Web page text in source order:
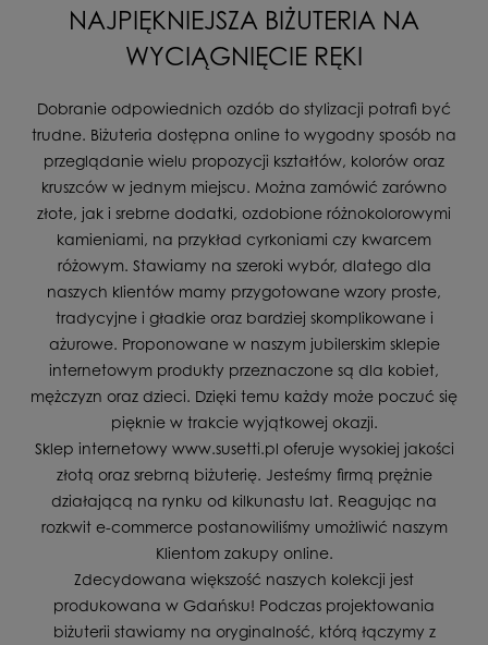
NAJPIĘKNIEJSZA BIŻUTERIA NA
WYCIĄGNIĘCIE RĘKI
Dobranie odpowiednich ozdób do stylizacji potrafi być
trudne. Biżuteria dostępna online to wygodny sposób na
przeglądanie wielu propozycji kształtów, kolorów oraz
kruszców w jednym miejscu. Można zamówić zarówno
złote, jak i srebrne dodatki, ozdobione różnokolorowymi
kamieniami, na przykład cyrkoniami czy kwarcem
różowym. Stawiamy na szeroki wybór, dlatego dla
naszych klientów mamy przygotowane wzory proste,
tradycyjne i gładkie oraz bardziej skomplikowane i
ażurowe. Proponowane w naszym jubilerskim sklepie
internetowym produkty przeznaczone są dla kobiet,
mężczyzn oraz dzieci. Dzięki temu każdy może poczuć się
pięknie w trakcie wyjątkowej okazji.
Sklep internetowy www.susetti.pl oferuje wysokiej jakości
złotą oraz srebrną biżuterię. Jesteśmy firmą prężnie
działającą na rynku od kilkunastu lat. Reagując na
rozkwit e-commerce postanowiliśmy umożliwić naszym
Klientom zakupy online.
Zdecydowana większość naszych kolekcji jest
produkowana w Gdańsku! Podczas projektowania
biżuterii stawiamy na oryginalność, którą łączymy z